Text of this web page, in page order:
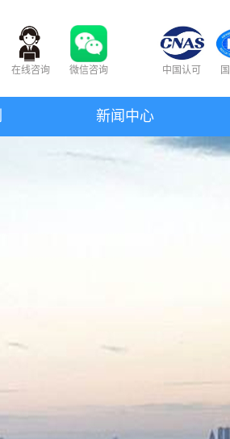
在线咨询 微信咨询 中国认可
新闻中心